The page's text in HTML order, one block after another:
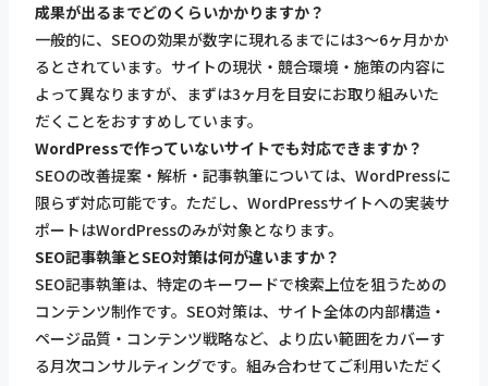
成果が出るまでどのくらいかかりますか？
一般的に、SEOの効果が数字に現れるまでには3〜6ヶ月かか
るとされています。サイトの現状・競合環境・施策の内容に
よって異なりますが、まずは3ヶ月を目安にお取り組みいた
だくことをおすすめしています。
WordPressで作っていないサイトでも対応できますか？
SEOの改善提案・解析・記事執筆については、WordPressに
限らず対応可能です。ただし、WordPressサイトへの実装サ
ポートはWordPressのみが対象となります。
SEO記事執筆とSEO対策は何が違いますか？
SEO記事執筆は、特定のキーワードで検索上位を狙うための
コンテンツ制作です。SEO対策は、サイト全体の内部構造・
ページ品質・コンテンツ戦略など、より広い範囲をカバーす
る月次コンサルティングです。組み合わせてご利用いただく